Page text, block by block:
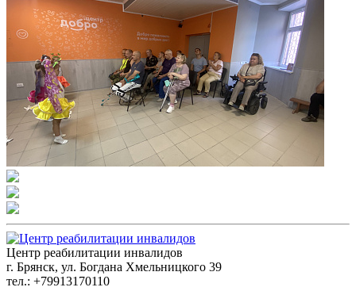
Центр реабилитации инвалидов
г. Брянск, ул. Богдана Хмельницкого 39
тел.: +79913170110